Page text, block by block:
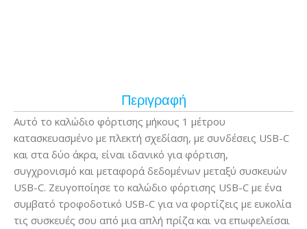
Περιγραφή
Αυτό το καλώδιο φόρτισης μήκους 1 μέτρου
κατασκευασμένο με πλεκτή σχεδίαση, με συνδέσεις USB-C
και στα δύο άκρα, είναι ιδανικό για φόρτιση,
συγχρονισμό και μεταφορά δεδομένων μεταξύ συσκευών
USB-C. Ζευγοποίησε το καλώδιο φόρτισης USB-C με ένα
συμβατό τροφοδοτικό USB-C για να φορτίζεις με ευκολία
τις συσκευές σου από μια απλή πρίζα και να επωφελείσαι